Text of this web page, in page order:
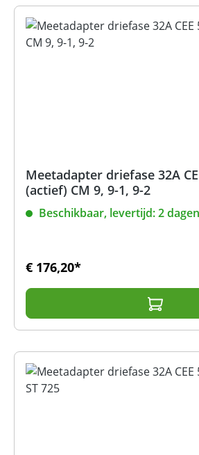
Meetadapter driefase 32A
(actief) CM 9, 9-1, 9-2
Beschikbaar, levertijd: 2 dagen
€ 176,20*